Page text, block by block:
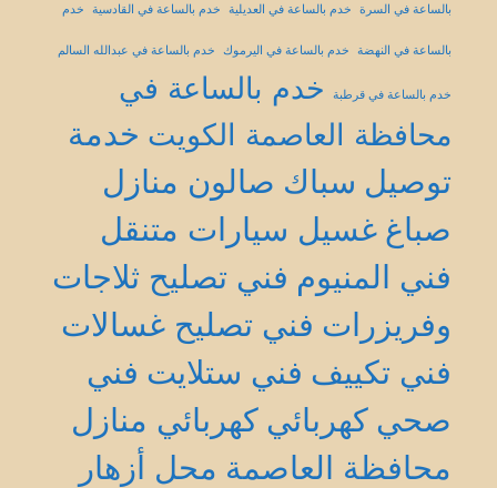
بالساعة في السرة خدم بالساعة في العديلية خدم بالساعة في القادسية خدم
بالساعة في النهضة خدم بالساعة في اليرموك خدم بالساعة في عبدالله السالم
خدم بالساعة في قرطبة
خدم بالساعة في
محافظة العاصمة الكويت خدمة
توصيل سباك صالون منازل
صباغ غسيل سيارات متنقل
فني المنيوم فني تصليح ثلاجات
وفريزرات فني تصليح غسالات
فني تكييف فني ستلايت فني
صحي كهربائي كهربائي منازل
محافظة العاصمة محل أزهار